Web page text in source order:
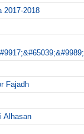
2017-2018
Fajadh
Alhasan